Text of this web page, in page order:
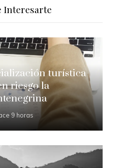
Interesarte
turística
riesgo la
9 horas